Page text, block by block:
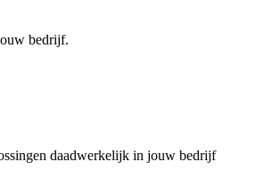
bedrijf.
daadwerkelijk in jouw bedrijf